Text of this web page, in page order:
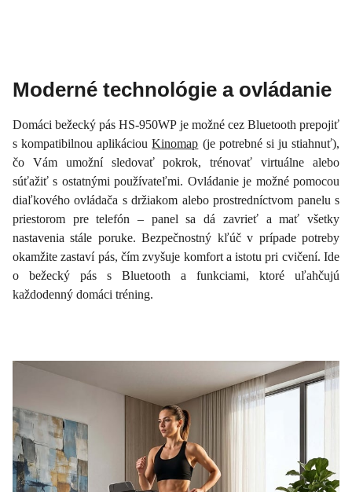
Moderné technológie a ovládanie
Domáci bežecký pás HS-950WP je možné cez Bluetooth prepojiť
s kompatibilnou aplikáciouKinomap (je potrebné si ju stiahnuť),
čo Vám umožní sledovať pokrok, trénovať virtuálne alebo
súťažiť s ostatnými používateľmi. Ovládanie je možné pomocou
diaľkového ovládača s držiakom alebo prostredníctvom panelu s
priestorom pre telefón – panel sa dá zavrieť a mať všetky
nastavenia stále poruke. Bezpečnostný kľúč v prípade potreby
okamžite zastaví pás, čím zvyšuje komfort a istotu pri cvičení. Ide
o bežecký pás s Bluetooth a funkciami, ktoré uľahčujú
každodenný domáci tréning.